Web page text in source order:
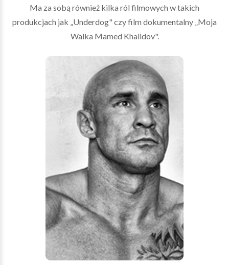
Ma za sobą również kilka ról filmowych w takich
produkcjach jak „Underdog" czy film dokumentalny „Moja
Walka Mamed Khalidov".